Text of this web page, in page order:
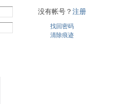
没有帐号？注册
找回密码
清除痕迹